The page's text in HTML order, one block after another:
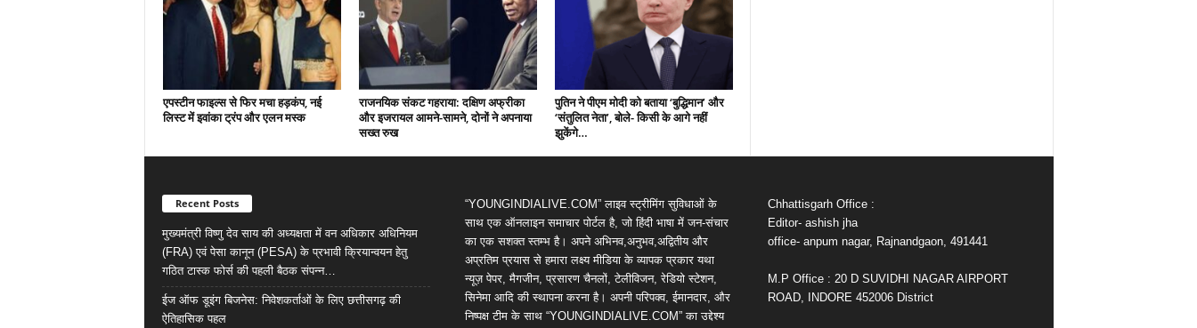
एपस्टीन फाइल्स से फिर मचा हड़कंप, नई
लिस्ट में इवांका ट्रंप और एलन मस्क
राजनयिक संकट गहराया: दक्षिण अफ्रीका
और इजरायल आमने-सामने, दोनों ने अपनाया
सख्त रुख
पुतिन ने पीएम मोदी को बताया ‘बुद्धिमान’ और
‘संतुलित नेता’, बोले- किसी के आगे नहीं
झुकेंगे…
Recent Posts
मुख्यमंत्री विष्णु देव साय की अध्यक्षता में वन अधिकार अधिनियम
(FRA) एवं पेसा कानून (PESA) के प्रभावी क्रियान्वयन हेतु
गठित टास्क फोर्स की पहली बैठक संपन्न…
ईज ऑफ डूइंग बिजनेस: निवेशकर्ताओं के लिए छत्तीसगढ़ की
ऐतिहासिक पहल
“YOUNGINDIALIVE.COM” लाइव स्ट्रीमिंग सुविधाओं के
साथ एक ऑनलाइन समाचार पोर्टल है, जो हिंदी भाषा में जन-संचार
का एक सशक्त स्तम्भ है। अपने अभिनव,अनुभव,अद्वितीय और
अप्रतिम प्रयास से हमारा लक्ष्य मीडिया के व्यापक प्रकार यथा
न्यूज़ पेपर, मैगजीन, प्रसारण चैनलों, टेलीविजन, रेडियो स्टेशन,
सिनेमा आदि की स्थापना करना है। अपनी परिपक्व, ईमानदार, और
निष्पक्ष टीम के साथ “YOUNGINDIALIVE.COM” का उद्देश्य
Chhattisgarh Office :
Editor- ashish jha
office- anpum nagar, Rajnandgaon, 491441
M.P Office : 20 D SUVIDHI NAGAR AIRPORT
ROAD, INDORE 452006 District